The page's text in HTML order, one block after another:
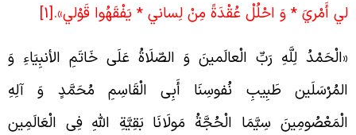
أَمْريَ * وَ احْلُلْ عُقْدَةً مِنْ لِساني‏ * يَفْقَهُوا قَوْلي‏».[1]
لِلَّهِ رَبِّ الْعالَمينَ وَ الصّلَاةُ عَلَی خَاتَمِ الأنبِیَاءِ وَ
سَلَین طَبِیبِ نُفوسِنَا أَبِی الْقَاسِمِ مُحَمَّدٍ وَ آلِهِ
سِیَّمَا الْحُجَّةُ مَولَانَا بَقِیَّةِ اللهِ فِی الْعَالَمِین